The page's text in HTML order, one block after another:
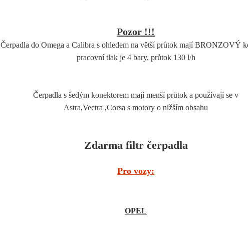
Pozor !!!
Čerpadla do Omega a Calibra s ohledem na větší průtok mají BRONZOVÝ
pracovní tlak je 4 bary, průtok 130 l/h
Čerpadla s šedým konektorem mají menší průtok a používají se v
Astra,Vectra ,Corsa s motory o nižším obsahu
Zdarma filtr čerpadla
Pro vozy:
OPEL